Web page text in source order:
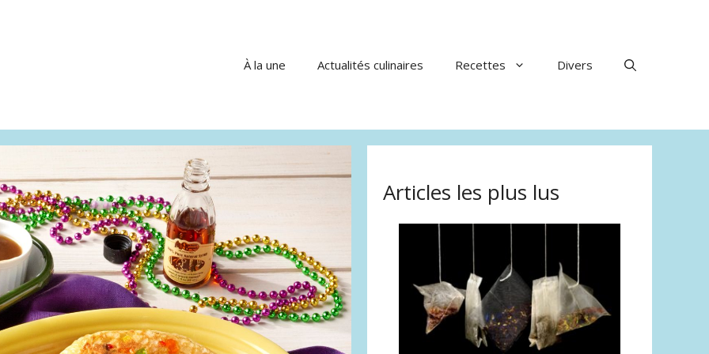
À la une Actualités culinaires Recettes Divers
Articles les plus lus